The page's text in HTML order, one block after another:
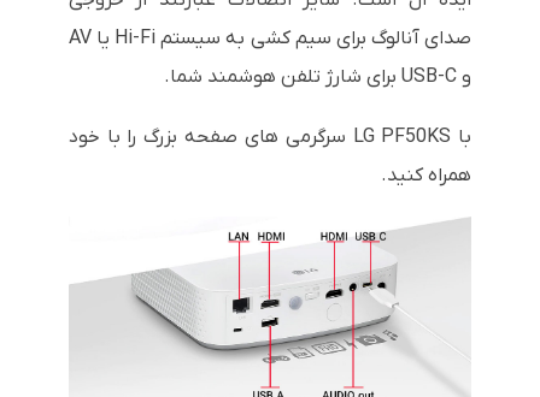
صدای آنالوگ برای سیم کشی به سیستم Hi-Fi یا AV
و USB-C برای شارژ تلفن هوشمند شما.
با LG PF50KS سرگرمی های صفحه بزرگ را با خود
همراه کنید.